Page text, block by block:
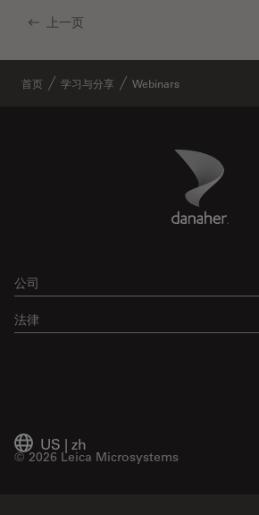
上一页
首页 学习与分享 Webinars
Danaher Logo
公司
法律
US | zh
© 2026 Leica Microsystems